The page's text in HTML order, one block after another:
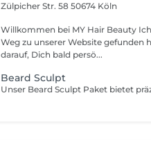
Zülpicher Str. 5850674 Köln
Willkommen bei MY Hair Beauty Ich freue mich sehr, dass Du den
Weg zu unserer Website gefunden
darauf, Dich bald persö...
Beard Sculpt